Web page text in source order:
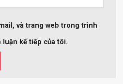
và trang web trong trình
luận kế tiếp của tôi.